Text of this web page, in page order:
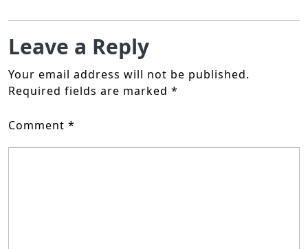
Leave a Reply
Your email address will not be published.
Required fields are marked *
Comment *